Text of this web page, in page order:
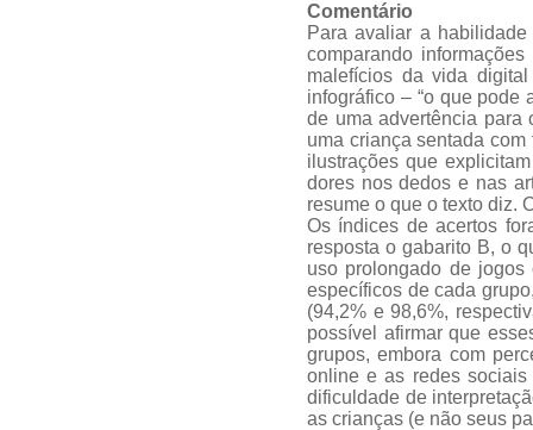
Comentário
Para avaliar a
comparando
malefícios da vida
infográfico – “o que pode
de uma advertência para
uma criança sentada
ilustrações que
dores nos dedos e nas
resume o que o texto diz.
Os índices de acertos
resposta o gabarito B, o
uso prolongado de
específicos de cada
(94,2% e 98,6%,
possível afirmar que
grupos, embora com
online e as redes
dificuldade de
as crianças (e não seus